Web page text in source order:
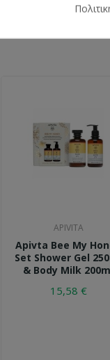
APIVITA
Apivta Bee My
Set Shower Gel
& Body Milk
15,58 €